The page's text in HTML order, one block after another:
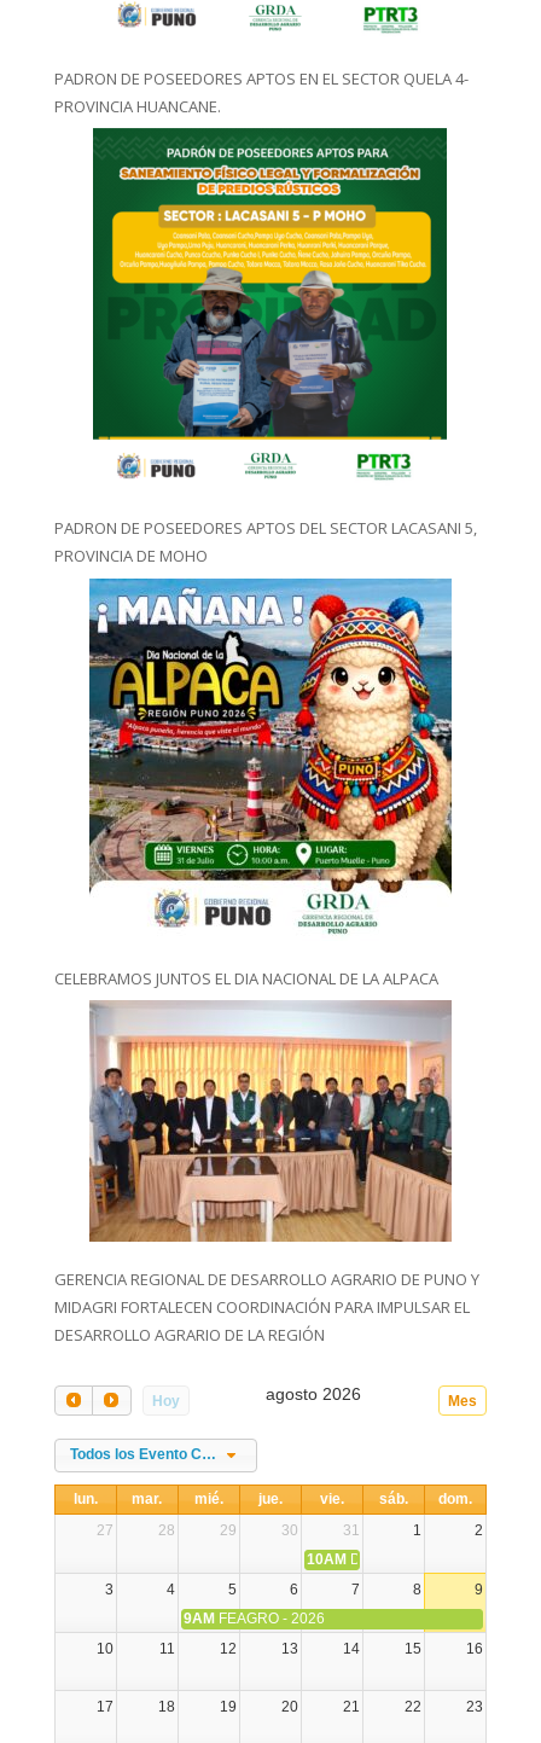
PADRON DE POSEEDORES APTOS EN EL SECTOR QUELA 4-
PROVINCIA HUANCANE.
PADRON DE POSEEDORES APTOS DEL SECTOR LACASANI 5,
PROVINCIA DE MOHO
CELEBRAMOS JUNTOS EL DIA NACIONAL DE LA ALPACA
GERENCIA REGIONAL DE DESARROLLO AGRARIO DE PUNO Y
MIDAGRI FORTALECEN COORDINACIÓN PARA IMPULSAR EL
DESARROLLO AGRARIO DE LA REGIÓN
Hoy Mes
agosto 2026
Todos los Evento Categories
lun. mar. mié. jue. vie. sáb.
dom.
27
28 29 30 31 1
2
10AM DIA NACIONAL DE LA
3
4 5 6 7 8
9
9AM FEAGRO - 2026
10
11 12 13 14 15 16
17 18 19 20 21 22 23